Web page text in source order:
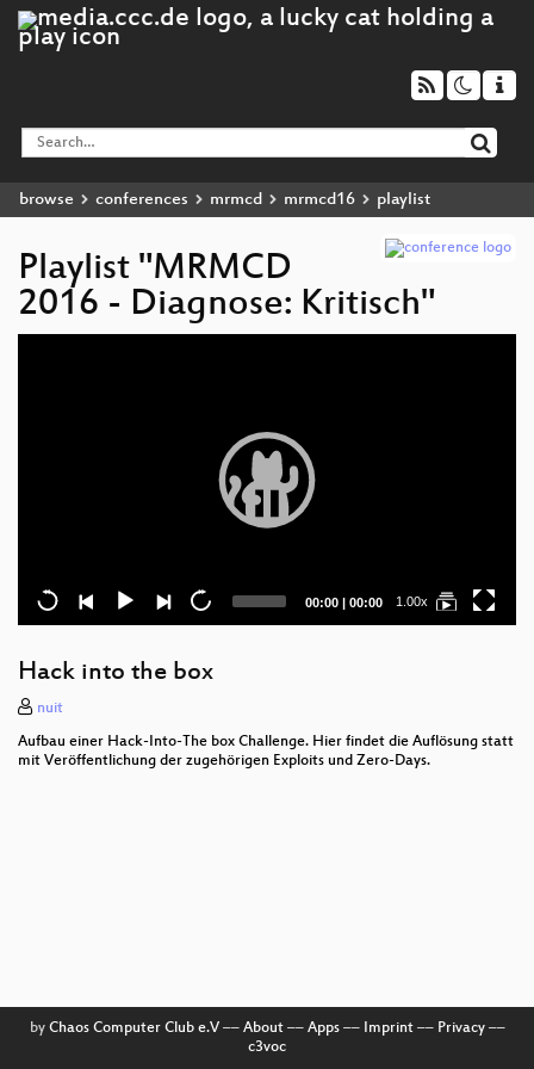
browse conferences mrmcd mrmcd16 playlist
Playlist "MRMCD
2016 - Diagnose: Kritisch"
Current
00:00 | Total
00:00 1.00x
Hack into the box
nuit
Aufbau einer Hack-Into-The box Challenge. Hier findet die Auflösung statt
mit Veröffentlichung der zugehörigen Exploits und Zero-Days.
by Chaos Computer Club e.V–– About–– Apps–– Imprint–– Privacy––
c3voc